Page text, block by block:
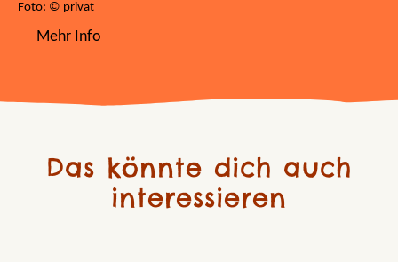
Foto: © privat
Mehr Info
Das könnte dich auch
interessieren